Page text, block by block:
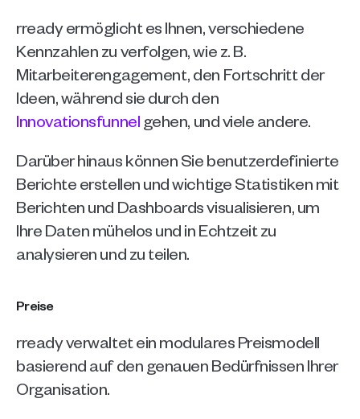
rready ermöglicht es Ihnen, verschiedene
Kennzahlen zu verfolgen, wie z. B.
Mitarbeiterengagement, den Fortschritt der
Innovationsfunnel gehen, und viele andere.
Darüber hinaus können Sie benutzerdefinierte
Berichte erstellen und wichtige Statistiken mit
Berichten und Dashboards visualisieren, um
Ihre Daten mühelos und in Echtzeit zu
analysieren und zu teilen.
Preise
rready verwaltet ein modulares Preismodell
basierend auf den genauen Bedürfnissen Ihrer
Organisation.